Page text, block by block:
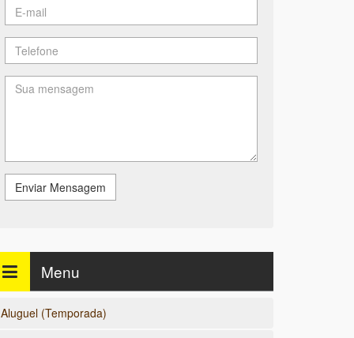
Enviar Mensagem
Menu
Aluguel (Temporada)